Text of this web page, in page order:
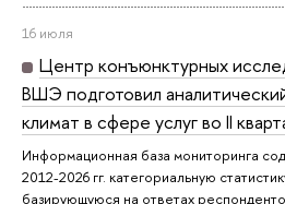
16 июля
Центр конъюнктурных
ВШЭ подготовил
климат в сфере услуг во II
Информационная база мониторинга
2012-2026 гг. категориальную
базирующуюся на ответах